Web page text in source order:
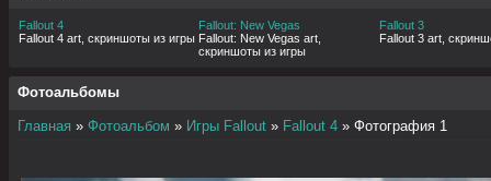
Fallout 4
Fallout 4 art, скриншоты из игры
Fallout: New Vegas
Fallout: New Vegas art,
скриншоты из игры
Fallout 3
Fallout 3 art,
Фотоальбомы
Главная » Фотоальбом » Игры Fallout » Fallout 4 » Фотография 1